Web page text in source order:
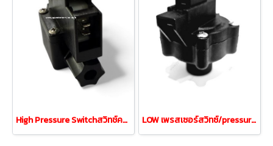
High Pressure Switchสวิทช์ความดัน 2ขา 1/4"OD2หุน LOW เพรสเซอร์สวิทซ์/pressure1/4" 2หุนเกลียวใน